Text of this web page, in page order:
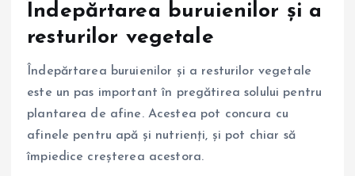
Îndepărtarea buruienilor și a
resturilor vegetale
Îndepărtarea buruienilor și a resturilor vegetale
este un pas important în pregătirea solului pentru
plantarea de afine. Acestea pot concura cu
afinele pentru apă și nutrienți, și pot chiar să
împiedice creșterea acestora.